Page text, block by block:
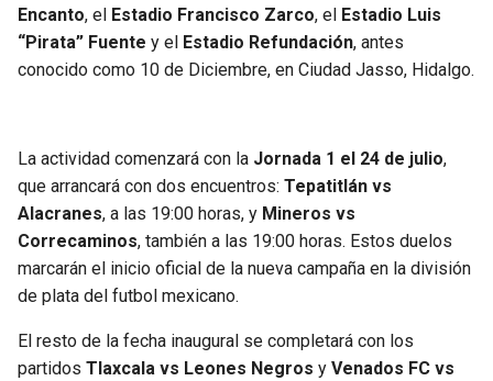
Encanto, el Estadio Francisco Zarco, el Estadio Luis
“Pirata” Fuente y el Estadio Refundación, antes
conocido como 10 de Diciembre, en Ciudad Jasso, Hidalgo.
La actividad comenzará con la Jornada 1 el 24 de julio,
que arrancará con dos encuentros: Tepatitlán vs
Alacranes, a las 19:00 horas, y Mineros vs
Correcaminos, también a las 19:00 horas. Estos duelos
marcarán el inicio oficial de la nueva campaña en la división
de plata del futbol mexicano.
El resto de la fecha inaugural se completará con los
partidos Tlaxcala vs Leones Negros y Venados FC vs